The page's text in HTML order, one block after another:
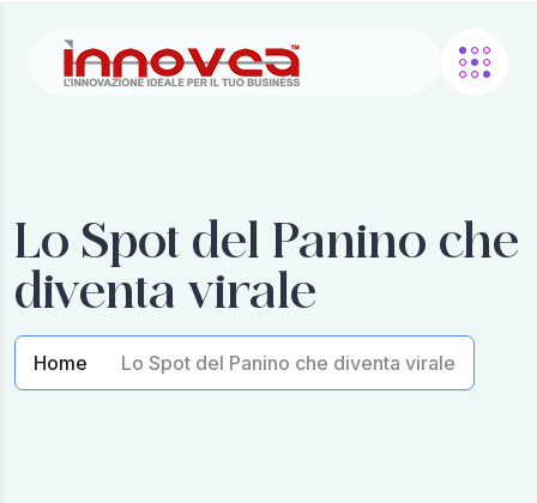
Lo Spot del Panino che
diventa virale
Home Lo Spot del Panino che diventa virale